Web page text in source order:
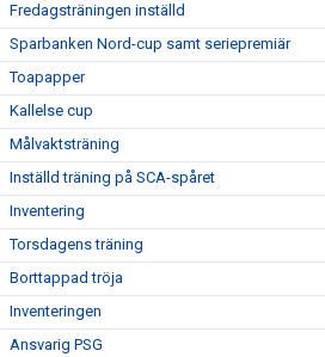
Fredagsträningen inställd
Sparbanken Nord-cup samt seriepremiär
Toapapper
Kallelse cup
Målvaktsträning
Inställd träning på SCA-spåret
Inventering
Torsdagens träning
Borttappad tröja
Inventeringen
Ansvarig PSG